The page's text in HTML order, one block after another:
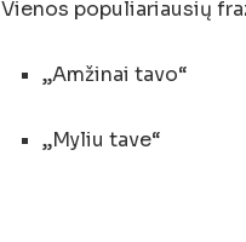
Vienos populiariausių
„Amžinai tavo“
„Myliu tave“